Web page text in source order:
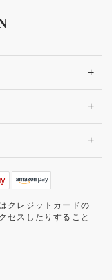
+
+
+
クレジットカードの
セスしたりすること